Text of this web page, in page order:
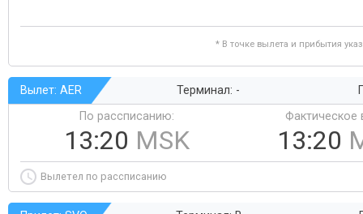
* В точке вылета и прибытия
Вылет: AER Терминал: -
По рассписанию:
13:20 MSK
Фактическое
13:20
Вылетел по рассписанию